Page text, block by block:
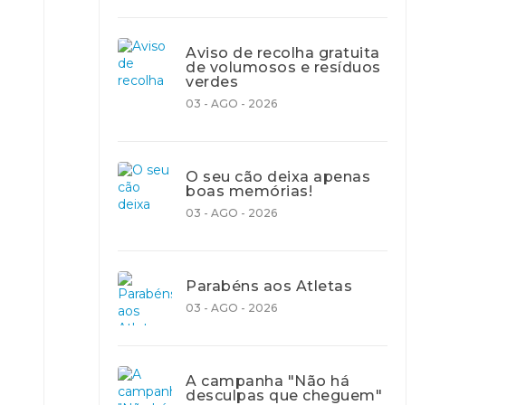
Aviso de recolha gratuita
de volumosos e resíduos
verdes
03 - AGO - 2026
O seu cão deixa apenas
boas memórias!
03 - AGO - 2026
Parabéns aos Atletas
03 - AGO - 2026
A campanha "Não há
desculpas que cheguem"